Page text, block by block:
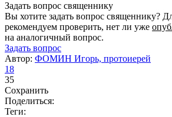
Задать вопрос священнику
Вы хотите задать вопрос священнику?
рекомендуем проверить, нет ли уже
на аналогичный вопрос.
Задать вопрос
Автор: ФОМИН Игорь, протоиерей
18
35
Сохранить
Поделиться:
Теги: